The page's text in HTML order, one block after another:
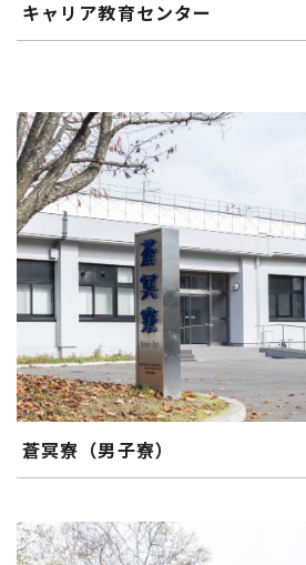
キャリア教育センター
蒼冥寮（男子寮）